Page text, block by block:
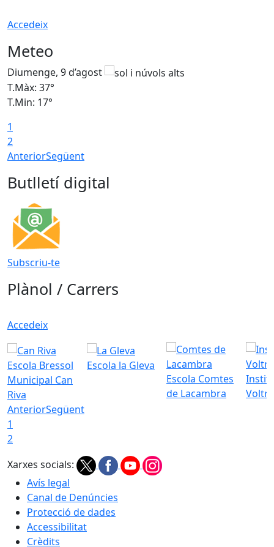
Accedeix
Meteo
Diumenge, 9 d’agost
T.Màx: 37°
T.Min: 17°
1
2
AnteriorSegüent
Butlletí digital
Subscriu-te
Plànol / Carrers
Accedeix
Escola Bressol
Municipal Can
Riva
Escola la Gleva
Escola Comtes
de Lacambra
AnteriorSegüent
1
2
Xarxes socials:
Avís legal
Canal de Denúncies
Protecció de dades
Accessibilitat
Crèdits